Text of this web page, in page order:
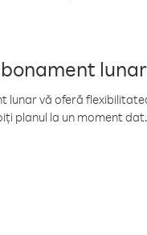
lunar
lunar vă oferă
planul la un moment